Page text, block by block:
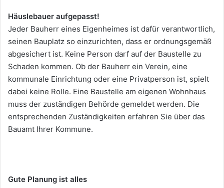
Häuslebauer aufgepasst!
Jeder Bauherr eines Eigenheimes ist dafür verantwortlich,
seinen Bauplatz so einzurichten, dass er ordnungsgemäß
abgesichert ist. Keine Person darf auf der Baustelle zu
Schaden kommen. Ob der Bauherr ein Verein, eine
kommunale Einrichtung oder eine Privatperson ist, spielt
dabei keine Rolle. Eine Baustelle am eigenen Wohnhaus
muss der zuständigen Behörde gemeldet werden. Die
entsprechenden Zuständigkeiten erfahren Sie über das
Bauamt Ihrer Kommune.
Gute Planung ist alles